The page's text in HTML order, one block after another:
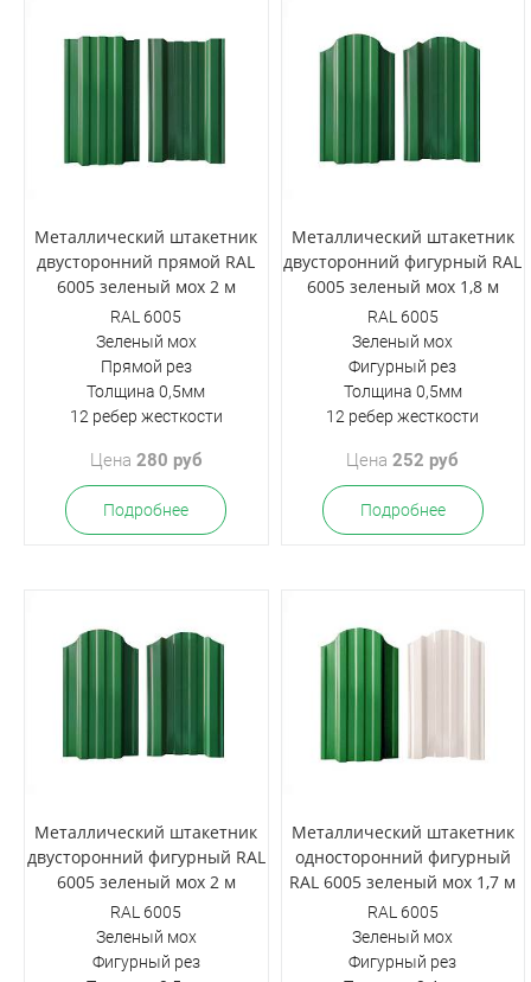
Металлический штакетник
двусторонний прямой RAL
6005 зеленый мох 2 м
RAL 6005
Зеленый мох
Прямой рез
Толщина 0,5мм
12 ребер жесткости
Цена 280 руб
Подробнее
Металлический штакетник
двусторонний фигурный RAL
6005 зеленый мох 1,8 м
RAL 6005
Зеленый мох
Фигурный рез
Толщина 0,5мм
12 ребер жесткости
Цена252 руб
Подробнее
Металлический штакетник
двусторонний фигурный RAL
6005 зеленый мох 2 м
RAL 6005
Зеленый мох
Фигурный рез
Металлический штакетник
односторонний фигурный
RAL 6005 зеленый мох 1,7 м
RAL 6005
Зеленый мох
Фигурный рез